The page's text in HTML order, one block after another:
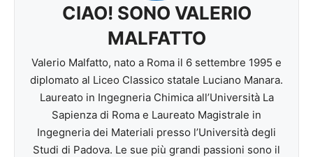
CIAO! SONO VALERIO
MALFATTO
Valerio Malfatto, nato a Roma il 6 settembre 1995 e
diplomato al Liceo Classico statale Luciano Manara.
Laureato in Ingegneria Chimica all’Università La
Sapienza di Roma e Laureato Magistrale in
Ingegneria dei Materiali presso l’Università degli
Studi di Padova. Le sue più grandi passioni sono il